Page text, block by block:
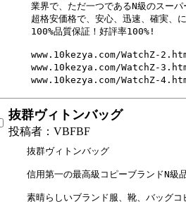
業界で、ただ一つであるN級のスー
超格安価格で、安心、迅速、確実、
100%品質保証！好評率100%!
www.10kezya.com/WatchZ-
www.10kezya.com/WatchZ-
www.10kezya.com/WatchZ-
抜群ヴィトンバッグ
投稿者：VBFBF
抜群ヴィトンバッグ
信用第一の最高級コピーブランドN級
素晴らしいブランド服、靴、バッグ